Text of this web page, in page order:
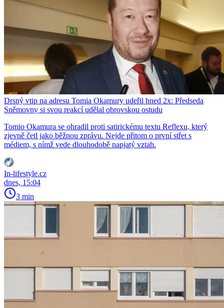
Drsný vtip na adresu Tomia Okamury udeřil hned 2x: Předseda
Sněmovny si svou reakcí udělal obrovskou ostudu
Tomio Okamura se ohradil proti satirickému textu Reflexu, který
zjevně četl jako běžnou zprávu. Nejde přitom o první střet s
médiem, s nímž vede dlouhodobě napjatý vztah.
In-lifestyle.cz
dnes, 15:04
3 min